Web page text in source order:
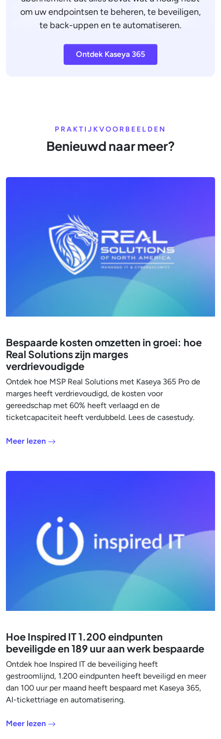
om uw endpointsen te beheren, te beveiligen,
te back-uppen en te automatiseren.
Ontdek Kaseya 365
PRAKTIJKVOORBEELDEN
Benieuwd naar meer?
Bespaarde kosten omzetten in groei: hoe
Real Solutions zijn marges
verdrievoudigde
Ontdek hoe MSP Real Solutions met Kaseya 365 Pro de
marges heeft verdrievoudigd, de kosten voor
gereedschap met 60% heeft verlaagd en de
ticketcapaciteit heeft verdubbeld. Lees de casestudy.
Meer lezen
Hoe Inspired IT 1.200 eindpunten
beveiligde en 189 uur aan werk bespaarde
Ontdek hoe Inspired IT de beveiliging heeft
gestroomlijnd, 1.200 eindpunten heeft beveiligd en meer
dan 100 uur per maand heeft bespaard met Kaseya 365,
AI-tickettriage en automatisering.
Meer lezen